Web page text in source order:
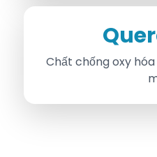
Chất chống oxy